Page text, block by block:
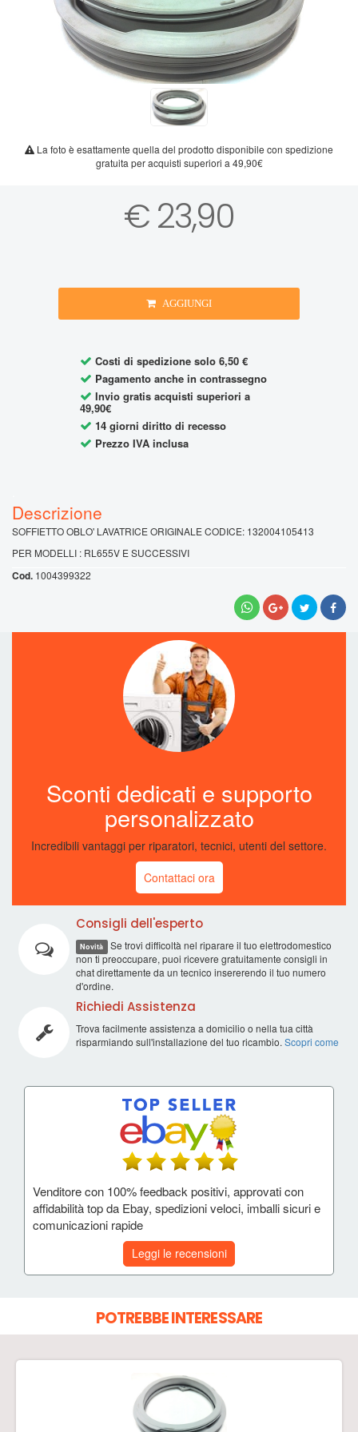
La foto è esattamente quella del prodotto disponibile con spedizione
gratuita per acquisti superiori a 49,90€
€ 23,90
AGGIUNGI
Costi di spedizione solo 6,50 €
Pagamento anche in contrassegno
Invio gratis acquisti superiori a
49,90€
14 giorni diritto di recesso
Prezzo IVA inclusa
SOFFIETTO OBLO' LAVATRICE ORIGINALE CODICE: 132004105413
PER MODELLI : RL655V E SUCCESSIVI
1004399322
Sconti dedicati e supporto
personalizzato
Incredibili vantaggi per riparatori, tecnici, utenti del settore.
Contattaci ora
Consigli dell'esperto
Novità Se trovi difficoltà nel riparare il tuo elettrodomestico
non ti preoccupare, puoi ricevere gratuitamente consigli in
chat direttamente da un tecnico insererendo il tuo numero
d'ordine.
Richiedi Assistenza
Trova facilmente assistenza a domicilio o nella tua città
risparmiando sull'installazione del tuo ricambio. Scopri come
Venditore con 100% feedback positivi, approvati con
affidabilità top da Ebay, spedizioni veloci, imballi sicuri e
comunicazioni rapide
Leggi le recensioni
POTREBBE INTERESSARE